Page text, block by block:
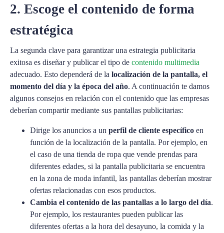
2. Escoge el contenido de forma
estratégica
La segunda clave para garantizar una estrategia publicitaria
exitosa es diseñar y publicar el tipo de contenido multimedia
adecuado. Esto dependerá de la localización de la pantalla, el
momento del día y la época del año. A continuación te damos
algunos consejos en relación con el contenido que las empresas
deberían compartir mediante sus pantallas publicitarias:
Dirige los anuncios a un perfil de cliente específico en
función de la localización de la pantalla. Por ejemplo, en
el caso de una tienda de ropa que vende prendas para
diferentes edades, si la pantalla publicitaria se encuentra
en la zona de moda infantil, las pantallas deberían mostrar
ofertas relacionadas con esos productos.
Cambia el contenido de las pantallas a lo largo del día.
Por ejemplo, los restaurantes pueden publicar las
diferentes ofertas a la hora del desayuno, la comida y la